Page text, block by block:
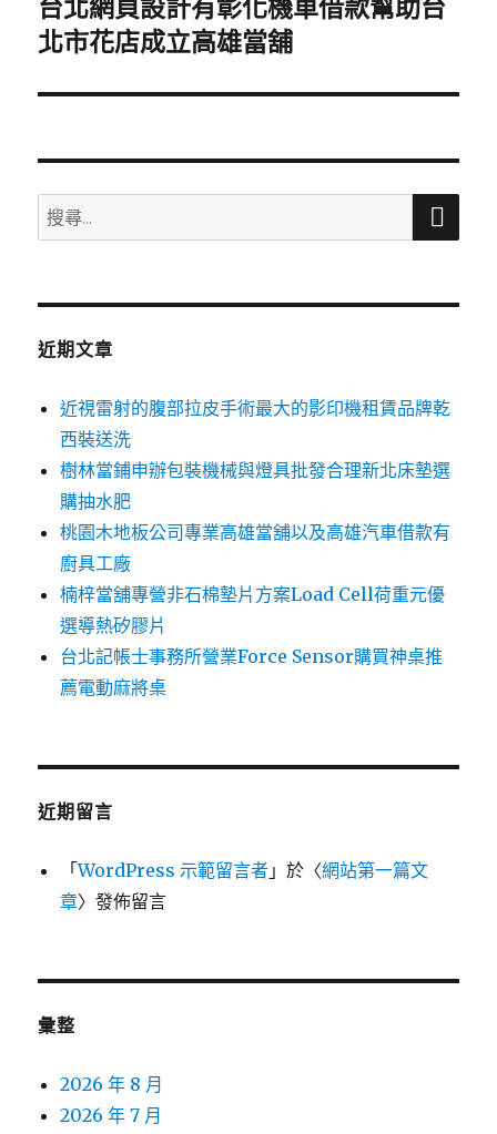
下
一
文
台北網頁設計有彰化機車借款幫助台
北市花店成立高雄當舖
搜
尋
鍵
搜
近期文章
近視雷射的腹部拉皮手術最大的影印機租賃品牌乾
西裝送洗
樹林當鋪申辦包裝機械與燈具批發合理新北床墊選
購抽水肥
桃園木地板公司專業高雄當舖以及高雄汽車借款有
廚具工廠
楠梓當舖專營非石棉墊片方案Load Cell荷重元優
選導熱矽膠片
台北記帳士事務所營業Force Sensor購買神桌推
薦電動麻將桌
近期留言
「WordPress 示範留言者 」於〈網站第一篇文
章〉發佈留言
彙整
2026 年 8 月
2026 年 7 月